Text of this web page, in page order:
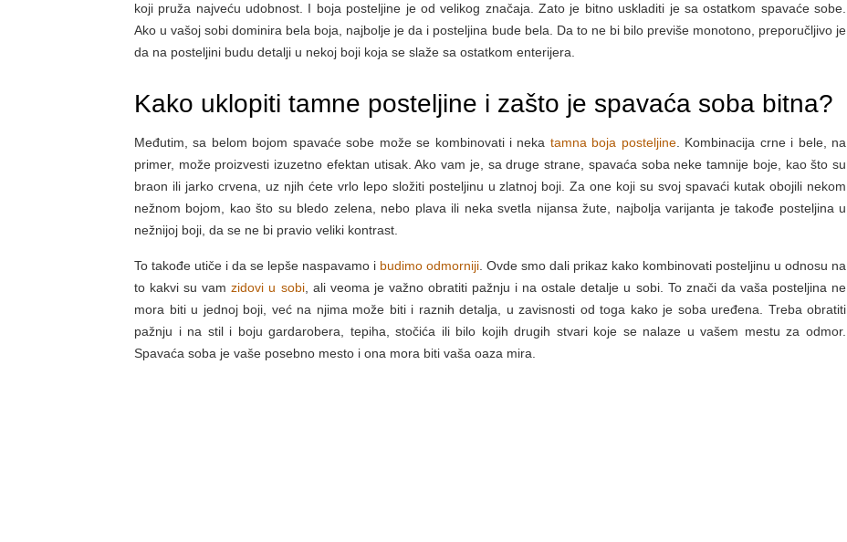
koji pruža najveću udobnost. I boja posteljine je od velikog značaja. Zato je bitno uskladiti je sa ostatkom spavaće sobe.
Ako u vašoj sobi dominira bela boja, najbolje je da i posteljina bude bela. Da to ne bi bilo previše monotono, preporučljivo je
da na posteljini budu detalji u nekoj boji koja se slaže sa ostatkom enterijera.
Kako uklopiti tamne posteljine i zašto je spavaća soba bitna?
Međutim, sa belom bojom spavaće sobe može se kombinovati i neka tamna boja posteljine. Kombinacija crne i bele, na
primer, može proizvesti izuzetno efektan utisak. Ako vam je, sa druge strane, spavaća soba neke tamnije boje, kao što su
braon ili jarko crvena, uz njih ćete vrlo lepo složiti posteljinu u zlatnoj boji. Za one koji su svoj spavaći kutak obojili nekom
nežnom bojom, kao što su bledo zelena, nebo plava ili neka svetla nijansa žute, najbolja varijanta je takođe posteljina u
nežnijoj boji, da se ne bi pravio veliki kontrast.
To takođe utiče i da se lepše naspavamo i budimo odmorniji . Ovde smo dali prikaz kako kombinovati posteljinu u odnosu na
to kakvi su vamzidovi u sobi, ali veoma je važno obratiti pažnju i na ostale detalje u sobi. To znači da vaša posteljina ne
mora biti u jednoj boji, već na njima može biti i raznih detalja, u zavisnosti od toga kako je soba uređena. Treba obratiti
pažnju i na stil i boju gardarobera, tepiha, stočića ili bilo kojih drugih stvari koje se nalaze u vašem mestu za odmor.
Spavaća soba je vaše posebno mesto i ona mora biti vaša oaza mira.